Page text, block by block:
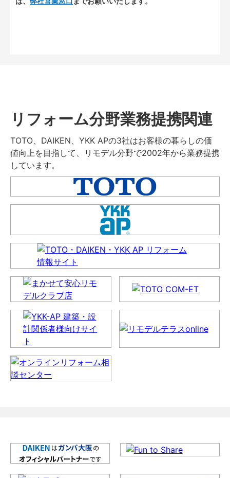
リフォーム分野業務提携関連
TOTO、DAIKEN、YKK APの3社はお客様の暮らしの価
値向上を目指して、リモデル分野で2002年から業務提携
しています。